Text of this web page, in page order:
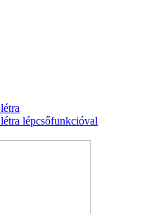
lépcsőfunkcióval